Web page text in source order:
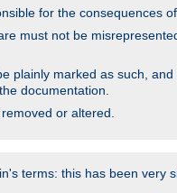
for the consequences
must not be
plainly marked as such,
documentation.
or altered.
terms: this has been very